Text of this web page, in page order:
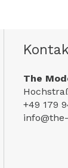
The
+49 179